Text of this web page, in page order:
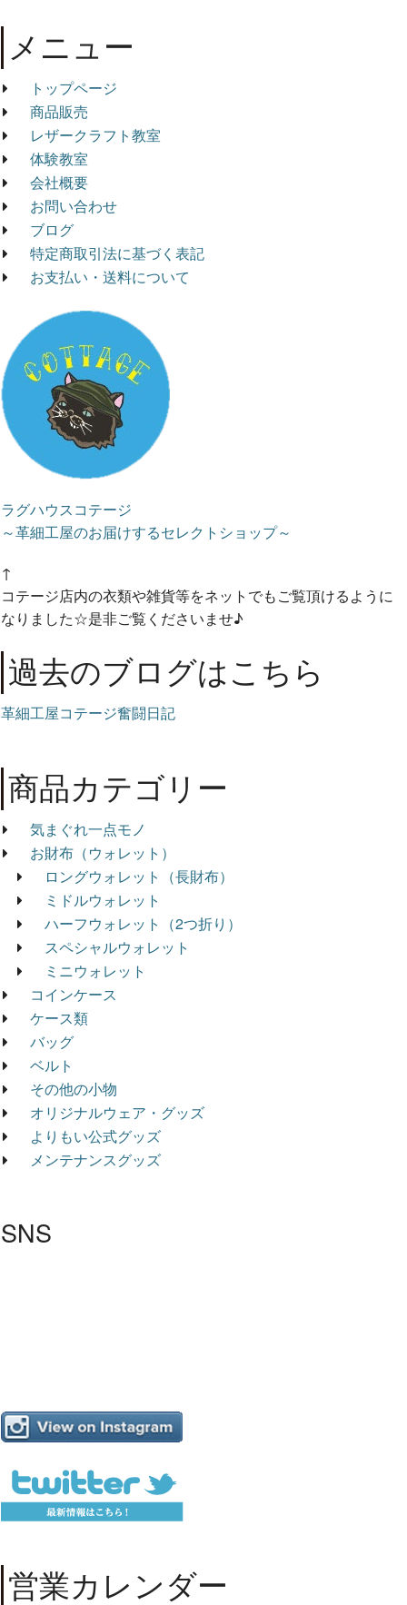
メニュー
トップページ
商品販売
レザークラフト教室
体験教室
会社概要
お問い合わせ
ブログ
特定商取引法に基づく表記
お支払い・送料について
ラグハウスコテージ
～革細工屋のお届けするセレクトショップ～
↑
コテージ店内の衣類や雑貨等をネットでもご覧頂けるように
なりました☆是非ご覧くださいませ♪
過去のブログはこちら
革細工屋コテージ奮闘日記
商品カテゴリー
気まぐれ一点モノ
お財布（ウォレット）
ロングウォレット（長財布）
ミドルウォレット
ハーフウォレット（2つ折り）
スペシャルウォレット
ミニウォレット
コインケース
ケース類
バッグ
ベルト
その他の小物
オリジナルウェア・グッズ
よりもい公式グッズ
メンテナンスグッズ
SNS
営業カレンダー